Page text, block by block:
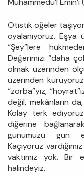
Otistik öğeler
oyalanıyoruz. Eşya
“Şey”lere
Değerimizi “daha
olmak üzerinden
üzerinden kuruyoruz.
“zorba”yız,
değil, mekânların
Kolay terk
diğerine
günümüzü gün
Kaçıyoruz
vaktimiz yok. Bir
halindeyiz.